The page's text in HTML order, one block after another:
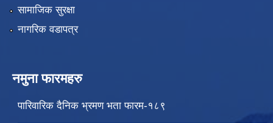
सामाजिक सुरक्षा
नागरिक वडापत्र
नमुना फारमहरु
पारिवारिक दैनिक भ्रमण भता फारम-१८९